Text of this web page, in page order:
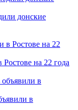
донские
на 22 года
в